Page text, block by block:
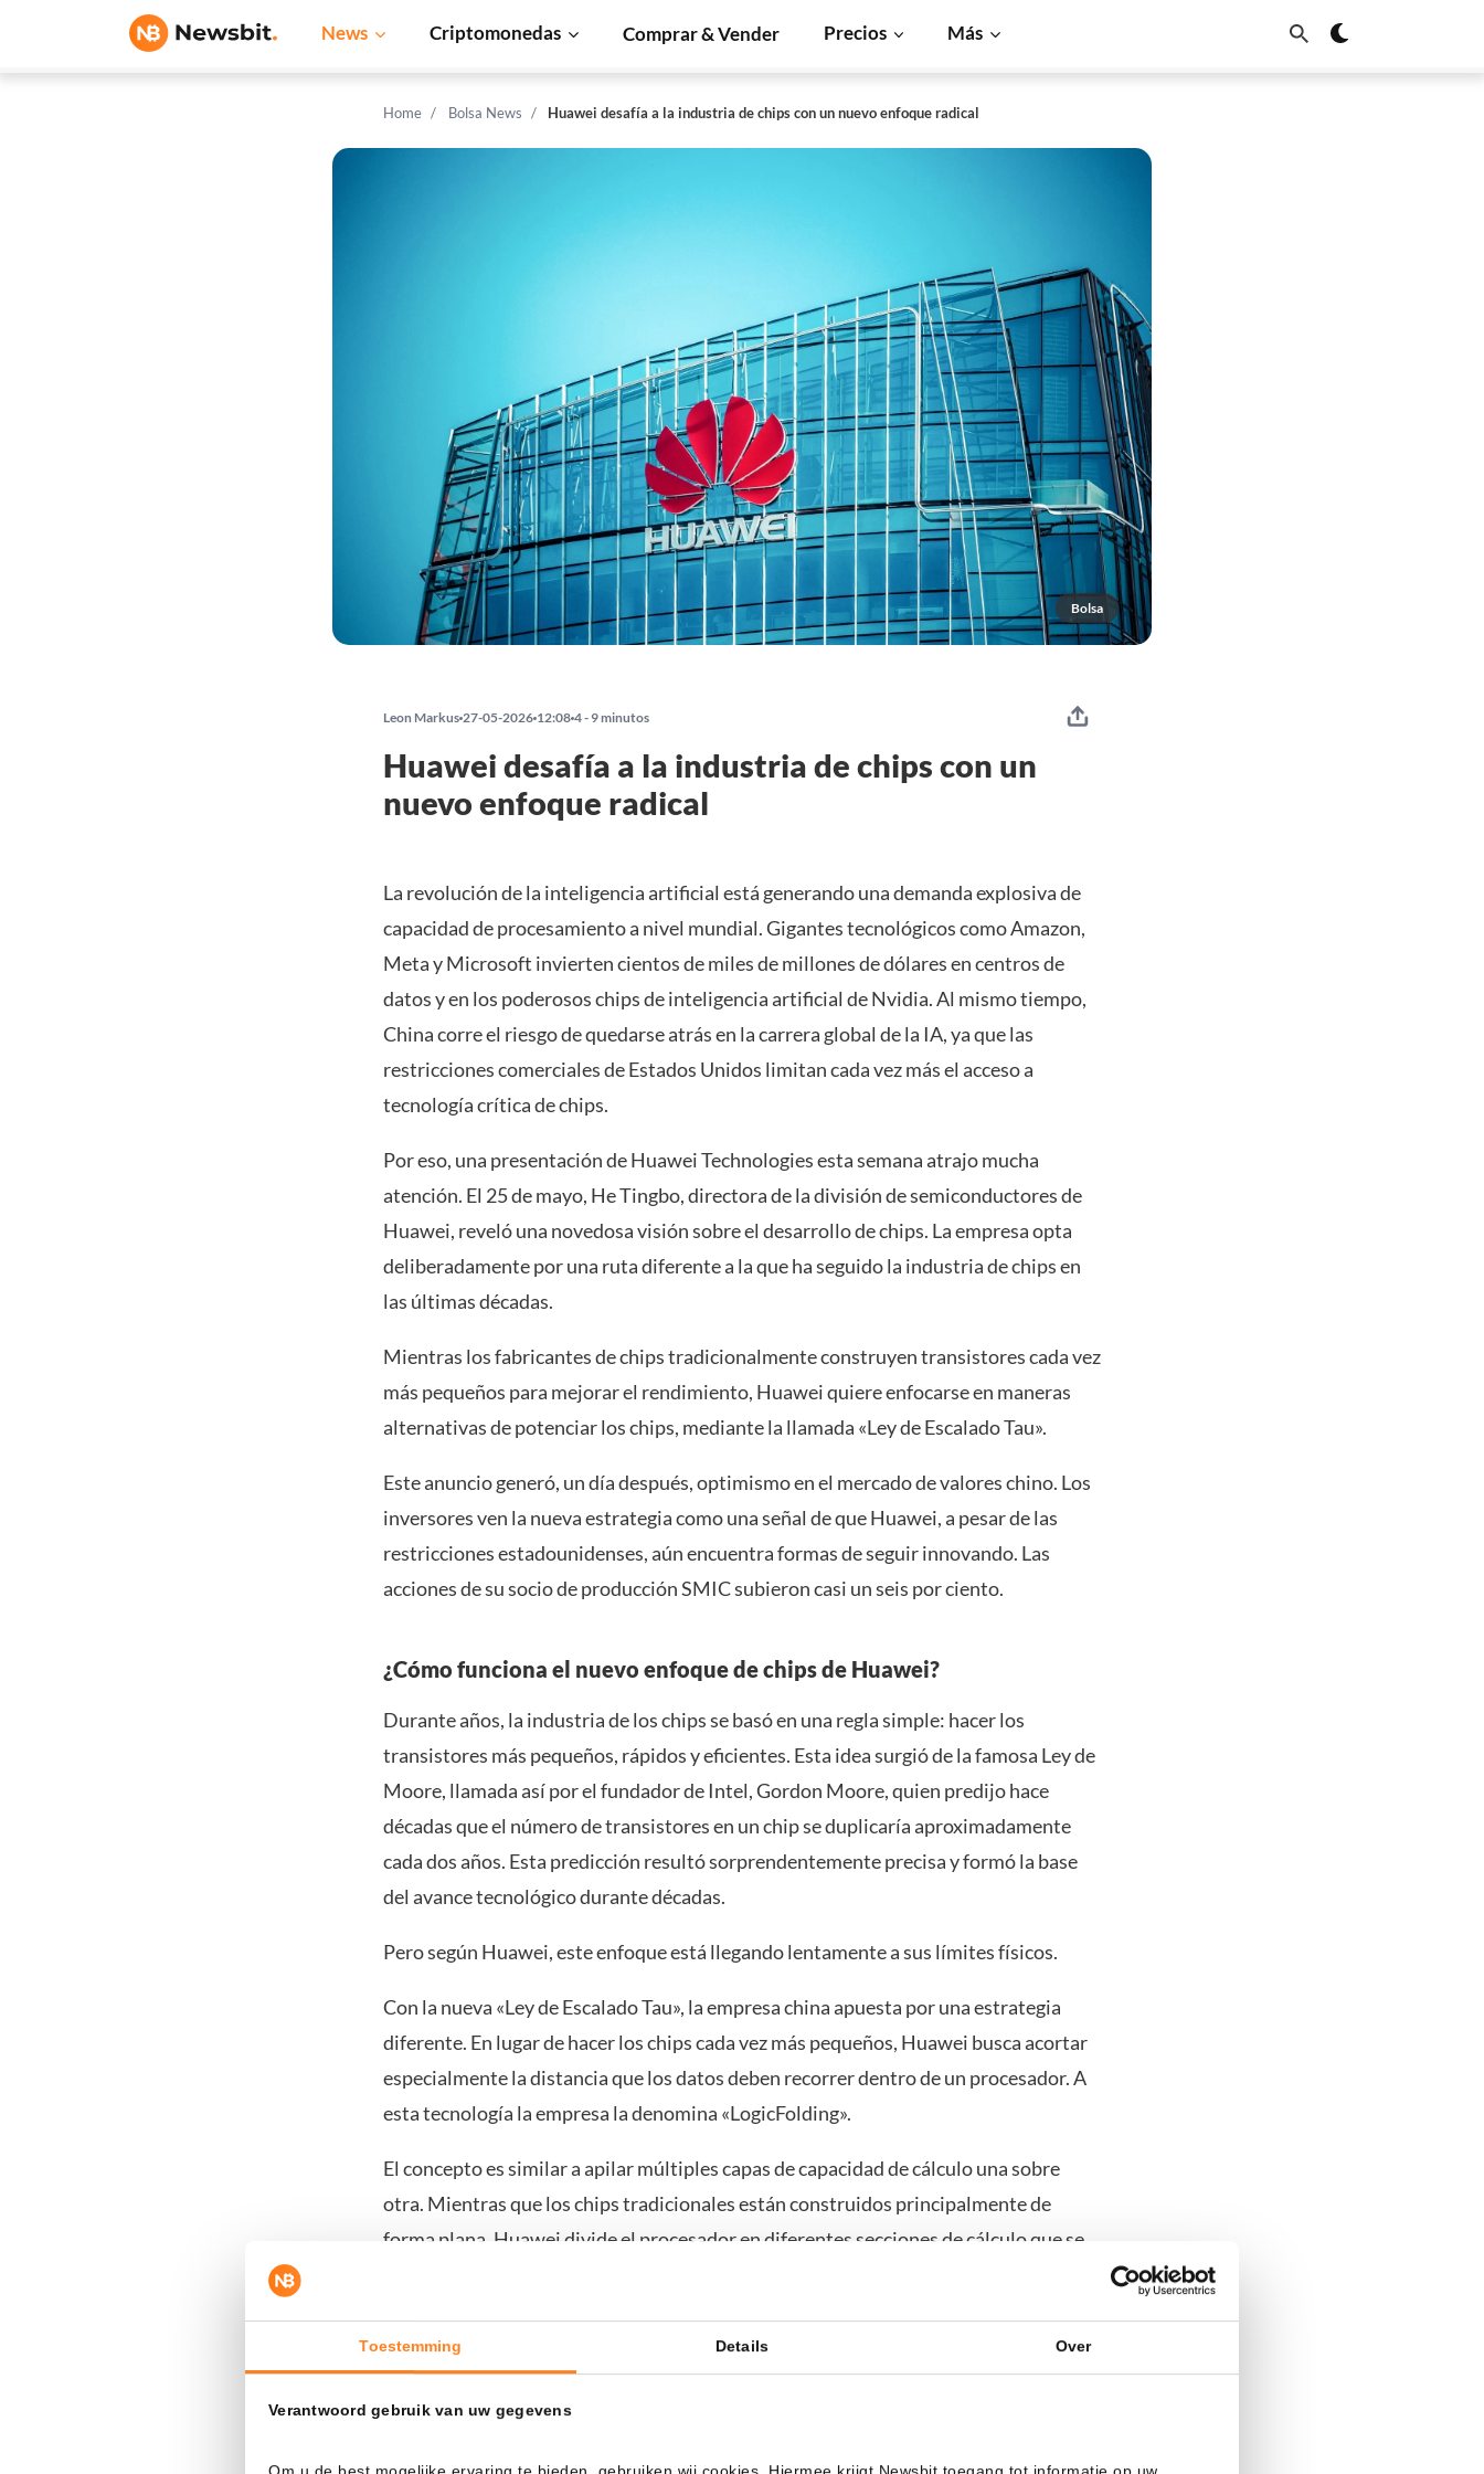
Toestemming Details Over
Verantwoord gebruik van uw gegevens
News Criptomonedas Comprar & Vender Precios Más
Home Bolsa News Huawei desafía a la industria de chips con un nuevo enfoque radical
Bolsa
Leon Markus 27-05-2026 12:08 4 - 9 minutos
Huawei desafía a la industria de chips con un
nuevo enfoque radical
La revolución de la inteligencia artificial está generando una demanda explosiva de
capacidad de procesamiento a nivel mundial. Gigantes tecnológicos como Amazon,
Meta y Microsoft invierten cientos de miles de millones de dólares en centros de
datos y en los poderosos chips de inteligencia artificial de Nvidia. Al mismo tiempo,
China corre el riesgo de quedarse atrás en la carrera global de la IA, ya que las
restricciones comerciales de Estados Unidos limitan cada vez más el acceso a
tecnología crítica de chips.
Por eso, una presentación de Huawei Technologies esta semana atrajo mucha
atención. El 25 de mayo, He Tingbo, directora de la división de semiconductores de
Huawei, reveló una novedosa visión sobre el desarrollo de chips. La empresa opta
deliberadamente por una ruta diferente a la que ha seguido la industria de chips en
las últimas décadas.
Mientras los fabricantes de chips tradicionalmente construyen transistores cada vez
más pequeños para mejorar el rendimiento, Huawei quiere enfocarse en maneras
alternativas de potenciar los chips, mediante la llamada «Ley de Escalado Tau».
Este anuncio generó, un día después, optimismo en el mercado de valores chino. Los
inversores ven la nueva estrategia como una señal de que Huawei, a pesar de las
restricciones estadounidenses, aún encuentra formas de seguir innovando. Las
acciones de su socio de producción SMIC subieron casi un seis por ciento.
¿Cómo funciona el nuevo enfoque de chips de Huawei?
Durante años, la industria de los chips se basó en una regla simple: hacer los
transistores más pequeños, rápidos y eficientes. Esta idea surgió de la famosa Ley de
Moore, llamada así por el fundador de Intel, Gordon Moore, quien predijo hace
décadas que el número de transistores en un chip se duplicaría aproximadamente
cada dos años. Esta predicción resultó sorprendentemente precisa y formó la base
del avance tecnológico durante décadas.
Pero según Huawei, este enfoque está llegando lentamente a sus límites físicos.
Con la nueva «Ley de Escalado Tau», la empresa china apuesta por una estrategia
diferente. En lugar de hacer los chips cada vez más pequeños, Huawei busca acortar
especialmente la distancia que los datos deben recorrer dentro de un procesador. A
esta tecnología la empresa la denomina «LogicFolding».
El concepto es similar a apilar múltiples capas de capacidad de cálculo una sobre
otra. Mientras que los chips tradicionales están construidos principalmente de
forma plana, Huawei divide el procesador en diferentes secciones de cálculo que se
La idea de chips apilados no es completamente nueva. El líder del mercado, TSMC, ya
utiliza tecnologías avanzadas de apilamiento. Sin embargo, Huawei quiere ir mucho